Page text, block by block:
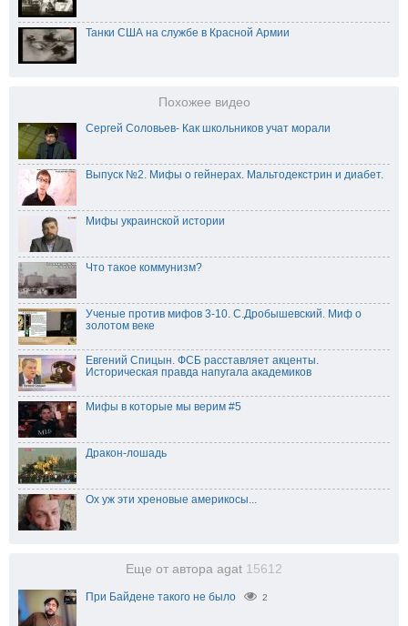
Танки США на службе в Красной Армии
Похожее видео
Сергей Соловьев- Как школьников учат морали
Выпуск №2. Мифы о гейнерах. Мальтодекстрин и диабет.
Мифы украинской истории
Что такое коммунизм?
Ученые против мифов 3-10. С.Дробышевский. Миф о
золотом веке
Евгений Спицын. ФСБ расставляет акценты.
Историческая правда напугала академиков
Мифы в которые мы верим #5
Дракон-лошадь
Ох уж эти хреновые америкосы...
Еще от автора agat 15612
При Байдене такого не было 2